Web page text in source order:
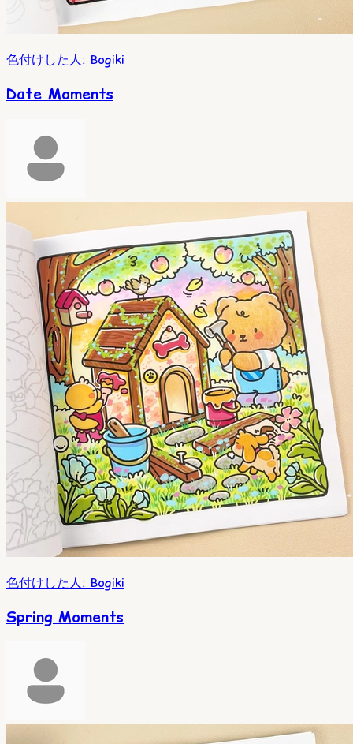
色付けした人: Bogiki
Date Moments
色付けした人: Bogiki
Spring Moments